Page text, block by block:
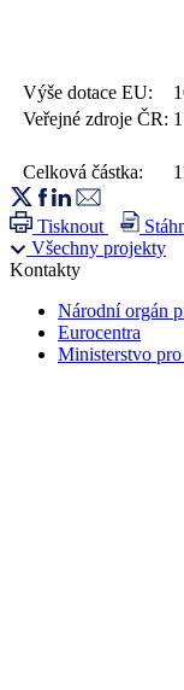
Výše dotace EU:
Veřejné zdroje ČR:
Celková částka:
Tisknout
Všechny projekty
Kontakty
Národní orgán
Eurocentra
Ministerstvo